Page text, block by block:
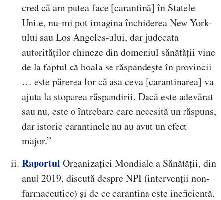
cred că am putea face [carantină] în Statele
Unite, nu-mi pot imagina închiderea New York-
ului sau Los Angeles-ului, dar judecata
autorităților chineze din domeniul sănătății vine
de la faptul că boala se răspandește în provincii
… este părerea lor că asa ceva [carantinarea] va
ajuta la stoparea răspandirii. Dacă este adevărat
sau nu, este o întrebare care necesită un răspuns,
dar istoric carantinele nu au avut un efect
major.”
Raportul Organizației Mondiale a Sănătății, din
anul 2019, discută despre NPI (intervenții non-
farmaceutice) și de ce carantina este ineficientă.